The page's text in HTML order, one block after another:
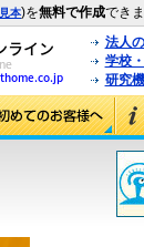
見本)を無料で作成でき
法人
学校
研究